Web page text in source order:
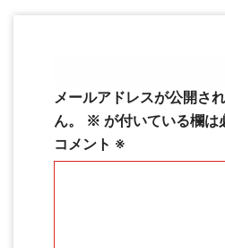
メールアドレスが公開さ
ん。
※ が付いている欄は
コメント ※